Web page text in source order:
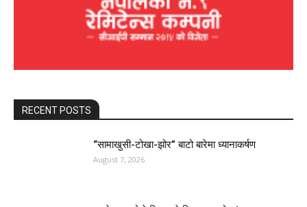
RECENT POSTS
“सामाखुसी-टोखा-झोर” बाटो बारेमा ध्यानाकर्षण
August 7, 2026